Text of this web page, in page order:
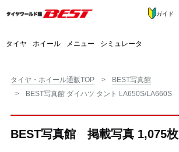
タイヤ ホイール メニュー シミュレータ
ガイド
タイヤ・ホイール通販TOP
BEST写真館
BEST写真館 ダイハツ タント LA650S/LA660S
BEST写真館 掲載写真 1,075枚